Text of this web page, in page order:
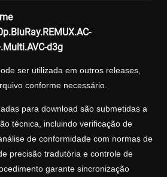
d3g
ser utilizada em outros releases,
conforme necessário.
para download são submetidas a
técnica, incluindo verificação de
de conformidade com normas de
precisão tradutória e controle de
garante sincronização